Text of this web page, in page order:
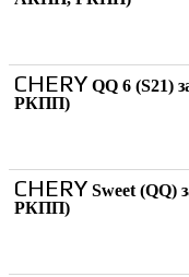
CHERY QQ 6
РКПП)
CHERY Sweet
РКПП)